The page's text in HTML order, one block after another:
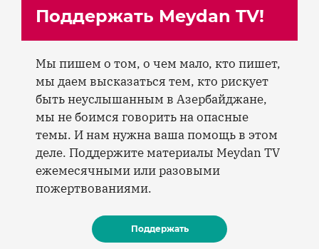
Поддержать Meydan TV!
Мы пишем о том, о чем мало, кто пишет,
мы даем высказаться тем, кто рискует
быть неуслышанным в Азербайджане,
мы не боимся говорить на опасные
темы. И нам нужна ваша помощь в этом
деле. Поддержите материалы Meydan TV
ежемесячными или разовыми
пожертвованиями.
Поддержать